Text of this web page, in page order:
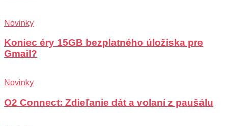
Novinky
Koniec éry 15GB bezplatného úložiska pre
Gmail?
Novinky
O2 Connect: Zdieľanie dát a volaní z paušálu